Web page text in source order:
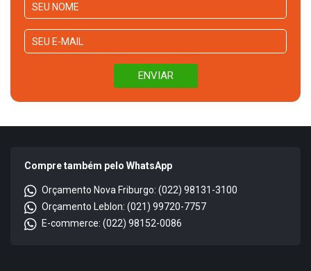
Compre também pelo WhatsApp
Orçamento Nova Friburgo: (022) 98131-3100
Orçamento Leblon: (021) 99720-7757
E-commerce: (022) 98152-0086